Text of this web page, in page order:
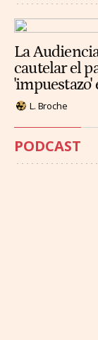
La
cautelar el
L. Broche
PODCAST